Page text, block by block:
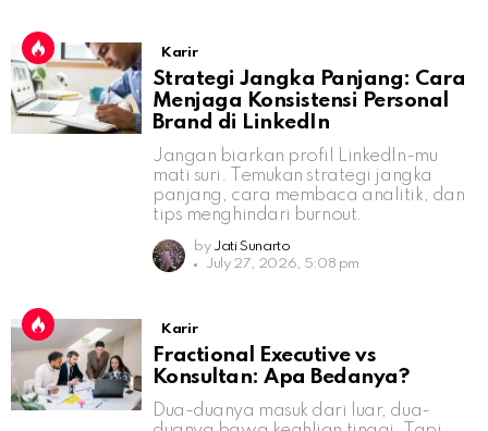
Karir
Strategi Jangka Panjang: Cara
Menjaga Konsistensi Personal
Brand di LinkedIn
Jangan biarkan profil LinkedIn-mu
mati suri. Temukan strategi jangka
panjang, cara membaca analitik, dan
tips menghindari burnout.
by Jati Sunarto
July 27, 2026, 5:08 pm
Karir
Fractional Executive vs
Konsultan: Apa Bedanya?
Dua-duanya masuk dari luar, dua-